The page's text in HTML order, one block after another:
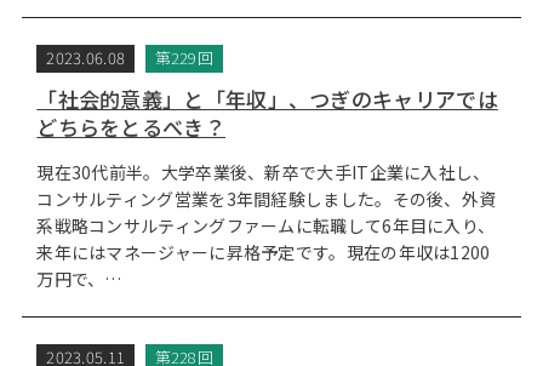
2023.06.08 第229回
「社会的意義」と「年収」、つぎのキャリアでは
どちらをとるべき？
現在30代前半。大学卒業後、新卒で大手IT企業に入社し、
コンサルティング営業を3年間経験しました。その後、外資
系戦略コンサルティングファームに転職して6年目に入り、
来年にはマネージャーに昇格予定です。現在の年収は1200
万円で、…
2023.05.11 第228回